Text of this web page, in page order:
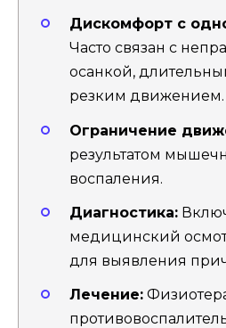
Дискомфорт с
Часто связан с
осанкой,
резким движением.
Ограничение
результатом
воспаления.
Диагностика:
медицинский
для выявления
Лечение: